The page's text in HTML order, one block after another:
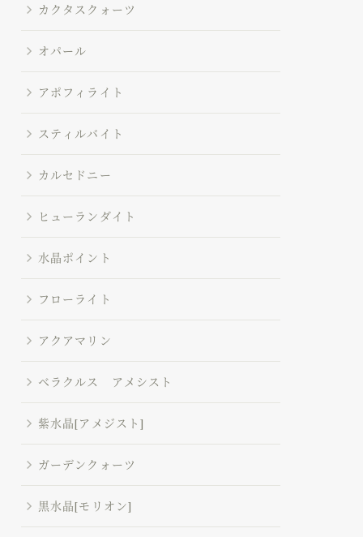
カクタスクォーツ
オパール
アポフィライト
スティルバイト
カルセドニー
ヒューランダイト
水晶ポイント
フローライト
アクアマリン
ベラクルス アメシスト
紫水晶[アメジスト]
ガーデンクォーツ
黒水晶[モリオン]